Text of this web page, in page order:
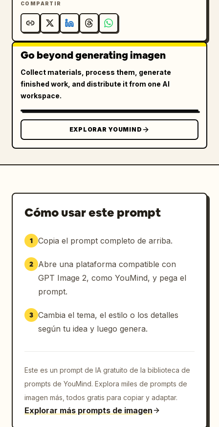
COMPARTIR
Go beyond generating imagen
Collect materials, process them, generate
finished work, and distribute it from one AI
workspace.
EXPLORAR YOUMIND
Cómo usar este prompt
1 Copia el prompt completo de arriba.
2
Abre una plataforma compatible con
GPT Image 2, como YouMind, y pega el
prompt.
3 Cambia el tema, el estilo o los detalles
según tu idea y luego genera.
Este es un prompt de IA gratuito de la biblioteca de
prompts de YouMind. Explora miles de prompts de
imagen más, todos gratis para copiar y adaptar.
Explorar más prompts de imagen